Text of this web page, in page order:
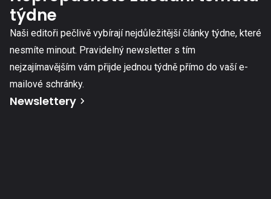
týdne
Naši editoři pečlivě vybírají nejdůležitější články týdne, které
nesmíte minout. Pravidelný newsletter s tím
nejzajímavějším vám přijde jednou týdně přímo do vaší e-
mailové schránky.
Newslettery